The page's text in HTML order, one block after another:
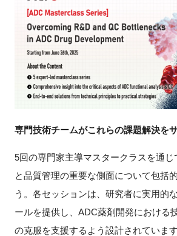
新規登録
イベント
プログラム
インタビュー・コラム
ニュース・掲示板
LINK-Jを知る
特別会員
専門技術チームがこれらの課題解決を
5回の専門家主導マスタークラスを通
と品質管理の重要な側面について包括
う。各セッションは、研究者に実用的
ールを提供し、ADC薬剤開発における
の克服を支援するよう設計されています